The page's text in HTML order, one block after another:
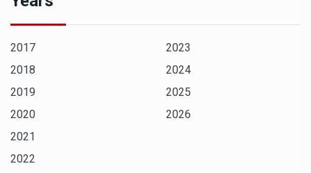
2017
2018
2019
2020
2021
2022
2023
2024
2025
2026